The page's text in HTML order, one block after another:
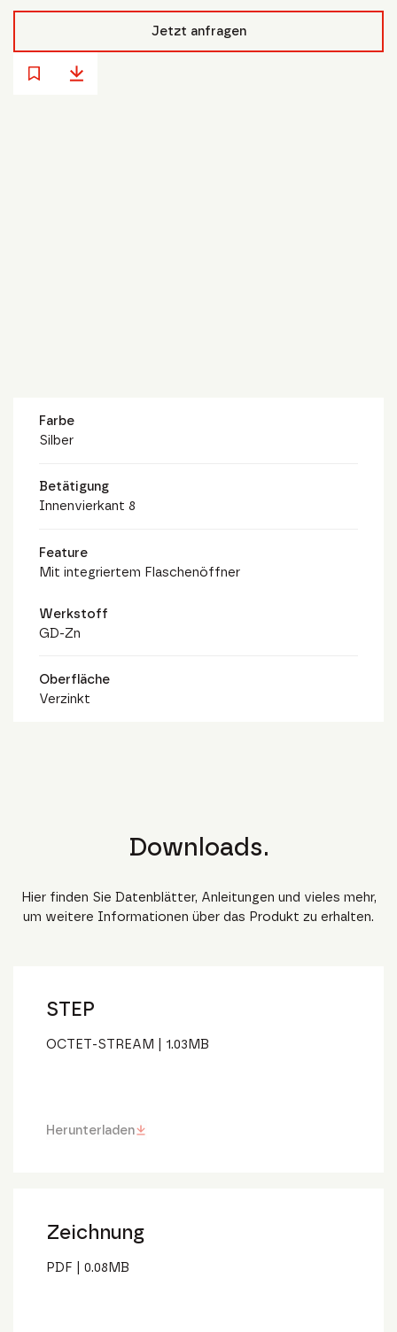
Jetzt anfragen
Farbe
Silber
Betätigung
Innenvierkant 8
Feature
Mit integriertem Flaschenöffner
Werkstoff
GD-Zn
Oberfläche
Verzinkt
Downloads.
Hier finden Sie Datenblätter, Anleitungen und vieles mehr,
um weitere Informationen über das Produkt zu erhalten.
STEP
OCTET-STREAM 1.03MB
Herunterladen
Zeichnung
PDF 0.08MB